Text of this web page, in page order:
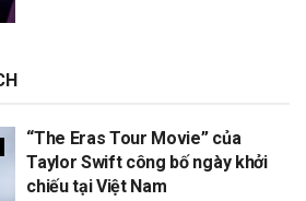
“The Eras Tour Movie” của
Taylor Swift công bố ngày khởi
chiếu tại Việt Nam